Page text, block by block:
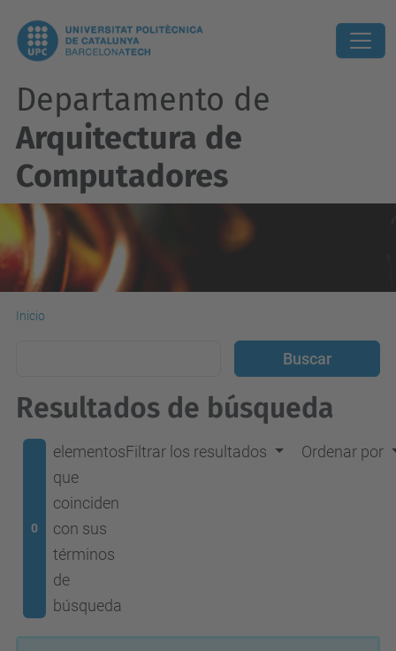
Departamento de
Arquitectura de
Computadores
Inicio
Resultados de búsqueda
0
elementos
que
coinciden
con sus
términos
de
búsqueda
Filtrar los resultados Ordenar por